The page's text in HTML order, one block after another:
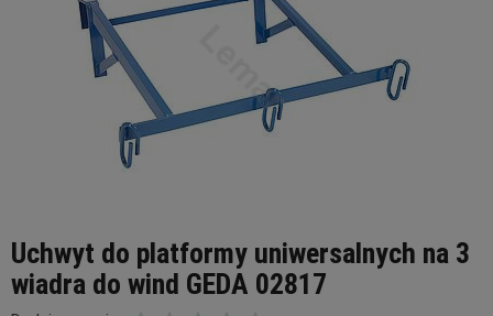
Uchwyt do platformy uniwersalnych na 3
wiadra do wind GEDA 02817